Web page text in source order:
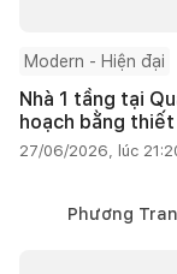
Modern - Hiện đại
Nhà 1 tầng tại
hoạch bằng
27/06/2026, lúc
Phương